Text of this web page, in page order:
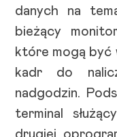
danych na
bieżący
które mogą być
kadr do
nadgodzin.
terminal
drugiej